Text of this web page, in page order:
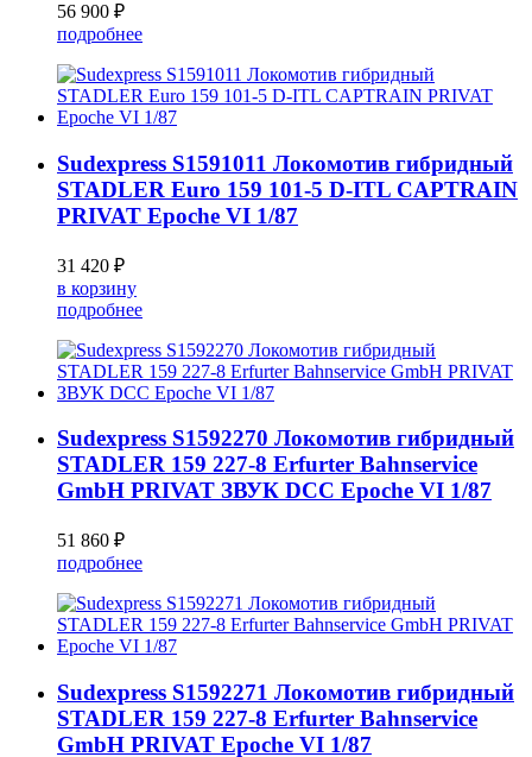
56 900 ₽
подробнее
Sudexpress S1591011 Локомотив гибридный
STADLER Euro 159 101-5 D-ITL CAPTRAIN
PRIVAT Epoche VI 1/87
31 420 ₽
в корзину
подробнее
Sudexpress S1592270 Локомотив гибридный
STADLER 159 227-8 Erfurter Bahnservice
GmbH PRIVAT ЗВУК DCC Epoche VI 1/87
51 860 ₽
подробнее
Sudexpress S1592271 Локомотив гибридный
STADLER 159 227-8 Erfurter Bahnservice
GmbH PRIVAT Epoche VI 1/87